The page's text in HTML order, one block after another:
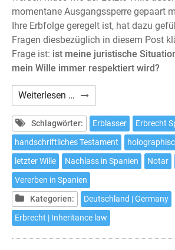
momentane Ausgangssperre gepaart
Ihre Erbfolge geregelt ist, hat dazu
Fragen diesbezüglich in diesem Post
Frage ist: ist meine juristische
mein Wille immer respektiert wird?
Weiterlesen … Ein
Testament
aufsetzten,
ohne
aus
dem
Haus
zu
gehen
Schlagwörter: Erblasser
Erbrecht
handschriftliches Testament
letzter Wille
Nachlass in Spanien Notar
Vererben in Spanien
Kategorien:
Deutschland | Germany
Erbrecht | Inheritance law